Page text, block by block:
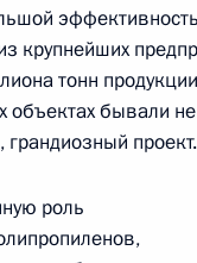
Rutube
Telegram-канал
YouTube
крупнейших
тонн
бывали
проект.
роль